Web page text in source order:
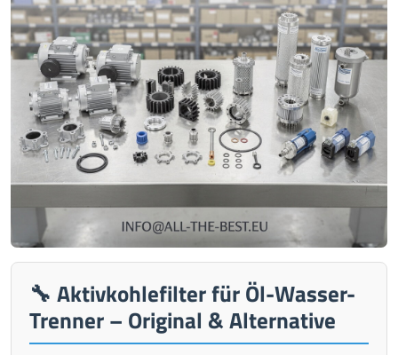
🔧 Aktivkohlefilter für Öl-Wasser-
Trenner – Original & Alternative